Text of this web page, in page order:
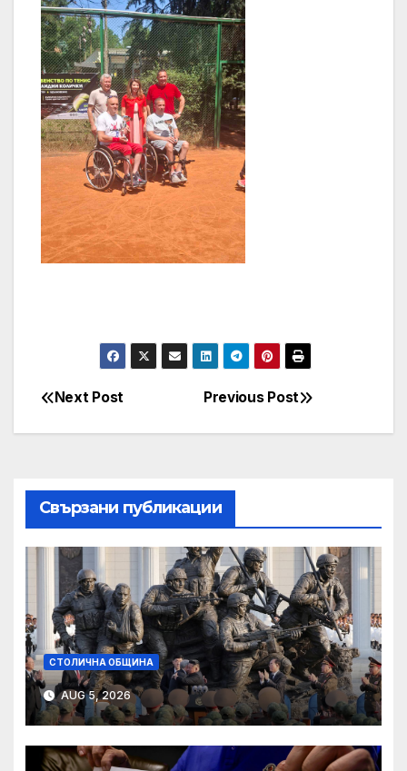
Post
navigation
Previous Post
Next Post
Свързани публикации
СТОЛИЧНА ОБЩИНА
AUG 5, 2026